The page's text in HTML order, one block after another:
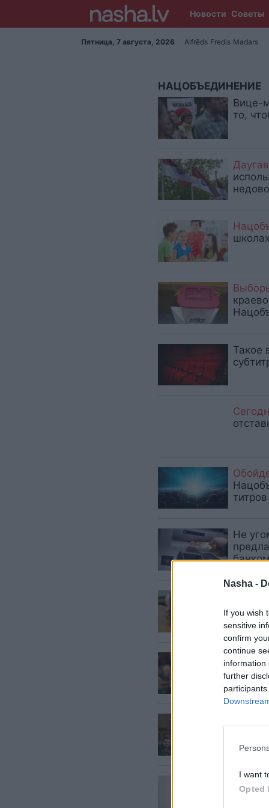
Nasha -
If you wish
sensitive
confirm
continue
information
further
I want
Opted
Новости Советы
Пятница, 7 августа, 2026 Alfrēds Fredis Madars
НАЦОБЪЕДИНЕНИЕ
Вице-
то,
Такое
Не
Не